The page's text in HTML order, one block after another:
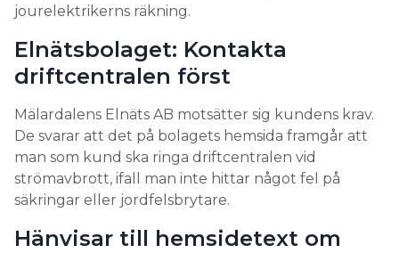
jourelektrikerns räkning.
Elnätsbolaget: Kontakta
driftcentralen först
Mälardalens Elnäts AB motsätter sig kundens krav.
De svarar att det på bolagets hemsida framgår att
man som kund ska ringa driftcentralen vid
strömavbrott, ifall man inte hittar något fel på
säkringar eller jordfelsbrytare.
Hänvisar till hemsidetext om